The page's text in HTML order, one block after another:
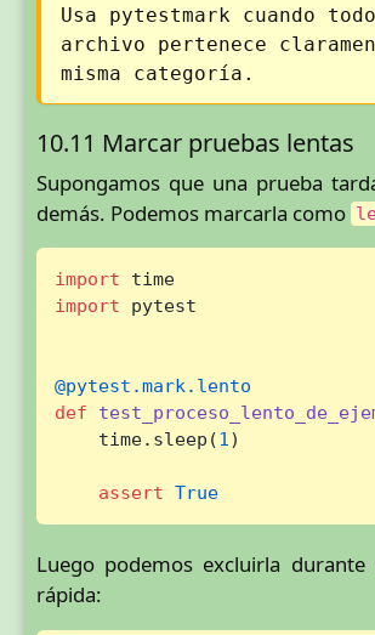
Usa pytestmark cuando
archivo pertenece
misma categoría.
10.11 Marcar pruebas lentas
Supongamos que una prueba
demás. Podemos marcarla como
import
time
import pytest
@pytest.mark.lento
def
    time.sleep(
1 )
assert True
Luego podemos excluirla durante
rápida: